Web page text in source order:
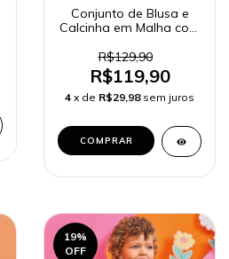
Conjunto de Blusa e
Calcinha em Malha com
R$129,90
R$119,90
4 x de R$29,98 sem juros
COMPRAR
19%
OFF